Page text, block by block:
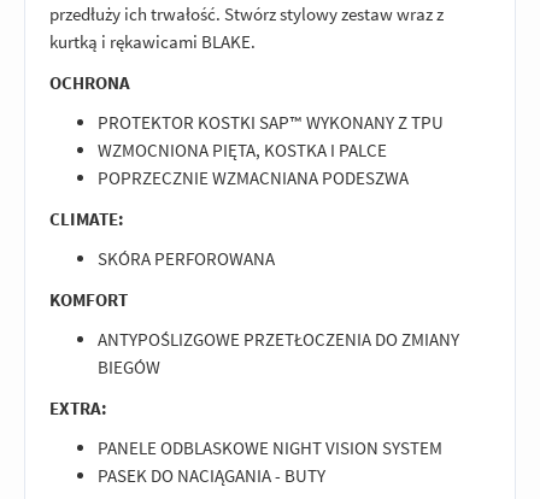
przedłuży ich trwałość. Stwórz stylowy zestaw wraz z
kurtką i rękawicami BLAKE.
OCHRONA
PROTEKTOR KOSTKI SAP™ WYKONANY Z TPU
WZMOCNIONA PIĘTA, KOSTKA I PALCE
POPRZECZNIE WZMACNIANA PODESZWA
CLIMATE:
SKÓRA PERFOROWANA
KOMFORT
ANTYPOŚLIZGOWE PRZETŁOCZENIA DO ZMIANY
BIEGÓW
EXTRA:
PANELE ODBLASKOWE NIGHT VISION SYSTEM
PASEK DO NACIĄGANIA - BUTY